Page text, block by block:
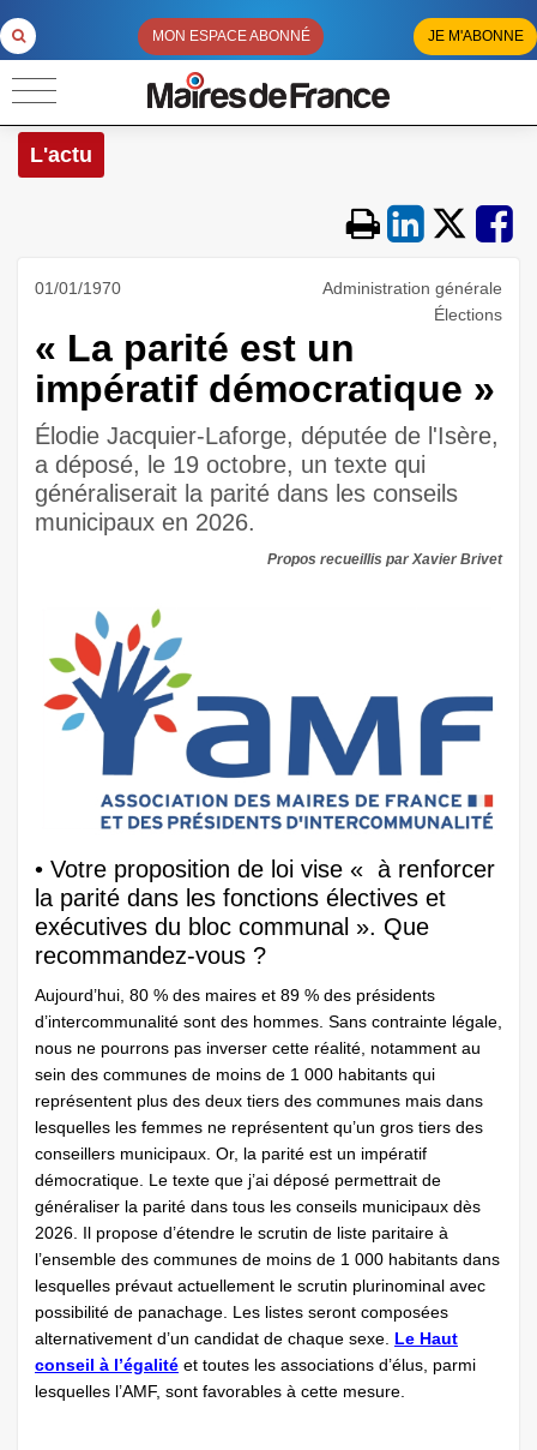
MON ESPACE ABONNÉ JE M'ABONNE
L'actu
01/01/1970
Administration générale
Élections
« La parité est un
impératif démocratique »
Élodie Jacquier-Laforge, députée de l'Isère,
a déposé, le 19 octobre, un texte qui
généraliserait la parité dans les conseils
municipaux en 2026.
Propos recueillis par Xavier Brivet
• Votre proposition de loi vise « à renforcer
la parité dans les fonctions électives et
exécutives du bloc communal ». Que
recommandez-vous ?
Aujourd’hui, 80 % des maires et 89 % des présidents
d’intercommunalité sont des hommes. Sans contrainte légale,
nous ne pourrons pas inverser cette réalité, notamment au
sein des communes de moins de 1 000 habitants qui
représentent plus des deux tiers des communes mais dans
lesquelles les femmes ne représentent qu’un gros tiers des
conseillers municipaux. Or, la parité est un impératif
démocratique. Le texte que j’ai déposé permettrait de
généraliser la parité dans tous les conseils municipaux dès
2026. Il propose d’étendre le scrutin de liste paritaire à
l’ensemble des communes de moins de 1 000 habitants dans
lesquelles prévaut actuellement le scrutin plurinominal avec
possibilité de panachage. Les listes seront composées
alternativement d’un candidat de chaque sexe. Le Haut
conseil à l’égalité et toutes les associations d’élus, parmi
lesquelles l’AMF, sont favorables à cette mesure.